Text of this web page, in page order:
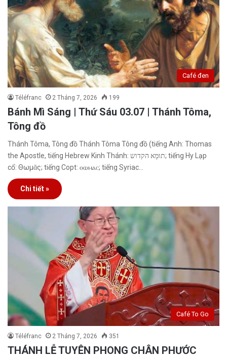
Café đen
Téléfranc 2 Tháng 7, 2026 199
Bánh Mì Sáng | Thứ Sáu 03.07 | Thánh Tôma,
Tông đồ
Thánh Tôma, Tông đồ Thánh Tôma Tông đồ (tiếng Anh: Thomas
the Apostle, tiếng Hebrew Kinh Thánh: תוּמָא הקדוש; tiếng Hy Lạp
cổ: Θωμᾶς; tiếng Copt: ⲑⲱⲙⲁⲥ; tiếng Syriac…
Chi tiết »
Café To Go
Téléfranc 2 Tháng 7, 2026 351
THÁNH LỄ TUYÊN PHONG CHÂN PHƯỚC